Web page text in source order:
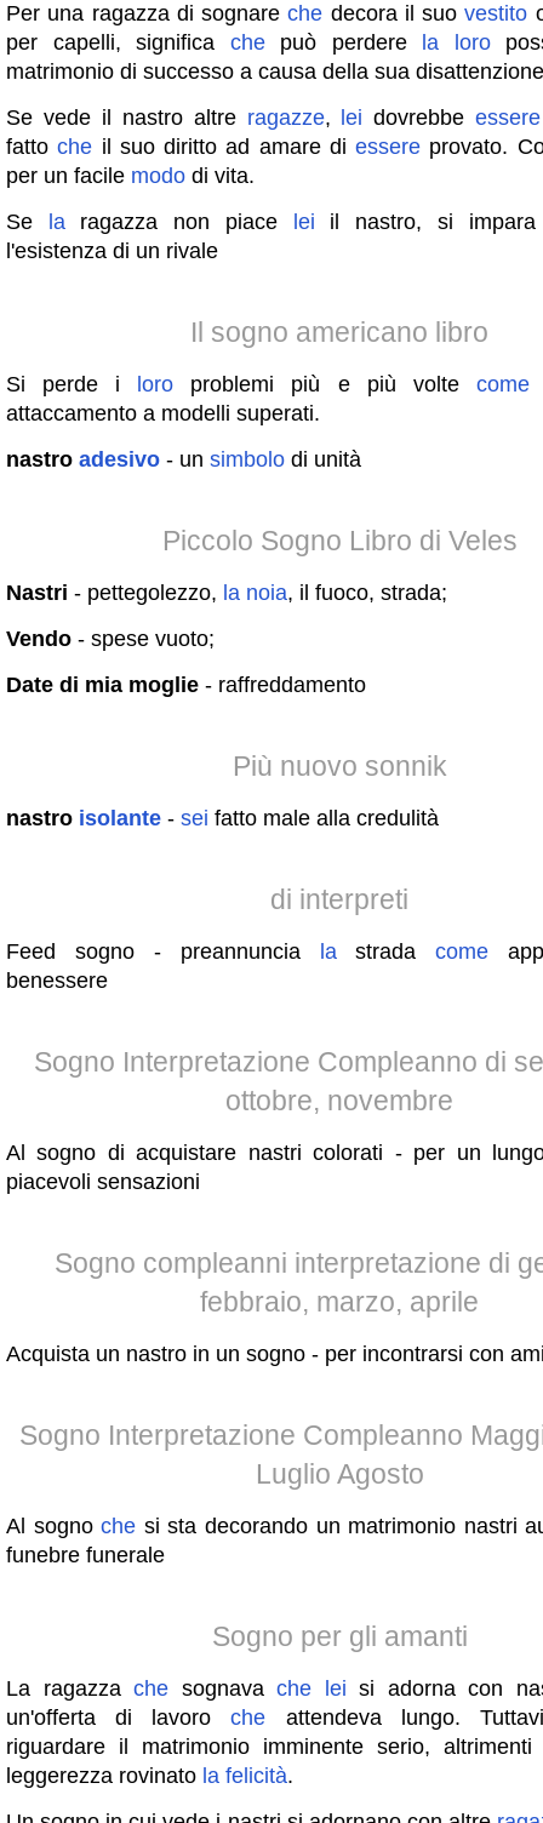
Per una ragazza di sognareche decora il suovestito
per capelli, significa chepuò perdere la loro
matrimonio di successo a causa della sua
Se vede il nastro altre ragazze, lei dovrebbeessere
fattoche il suo diritto ad amare di essere provato.
per un facile modo di vita.
Se
laragazza non piace lei il nastro, si impara
l'esistenza di un rivale
Il sogno americano libro
Si perde i loro problemi più e più volte come
attaccamento a modelli superati.
nastro adesivo - un simbolo di unità
Piccolo Sogno Libro di Veles
Nastri - pettegolezzo, la noia, il fuoco, strada;
Vendo - spese vuoto;
Date di mia moglie - raffreddamento
Più nuovo sonnik
nastro isolante - sei fatto male alla credulità
di interpreti
Feed sogno - preannuncia lastradacome
benessere
Sogno Interpretazione Compleanno di
ottobre, novembre
Al sogno di acquistare nastri colorati - per un
piacevoli sensazioni
Sogno compleanni interpretazione di
febbraio, marzo, aprile
Acquista un nastro in un sogno - per incontrarsi con
Sogno Interpretazione Compleanno
Luglio Agosto
Al sognoche si sta decorando un matrimonio nastri
funebre funerale
Sogno per gli amanti
La ragazzache sognavache lei si adorna con
un'offerta di lavoroche attendeva lungo.
riguardare il matrimonio imminente serio,
leggerezza rovinato la felicità.